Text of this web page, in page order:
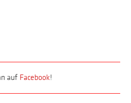
auf Facebook!